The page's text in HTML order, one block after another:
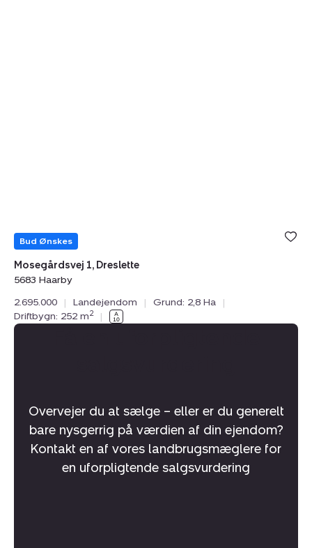
Bud Ønskes
Mosegårdsvej 1, Dreslette
5683 Haarby
2.695.000
| Landejendom | Grund: 2,8 Ha
|
Driftbygn: 252 m2 |
Overvejer du at sælge – eller er du generelt
bare nysgerrig på værdien af din ejendom?
Kontakt en af vores landbrugsmæglere for
en uforpligtende salgsvurdering